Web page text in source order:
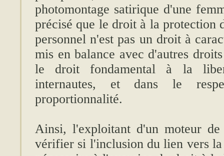
photomontage satirique d'une
précisé que le droit à la protection
personnel n'est pas un droit à
mis en balance avec d'autres
le droit fondamental à la
internautes, et dans le
proportionnalité.
Ainsi, l'exploitant d'un moteur de
vérifier si l'inclusion du lien vers